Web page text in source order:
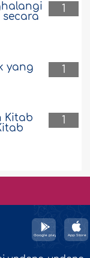
1
1
yang
1
Kitab